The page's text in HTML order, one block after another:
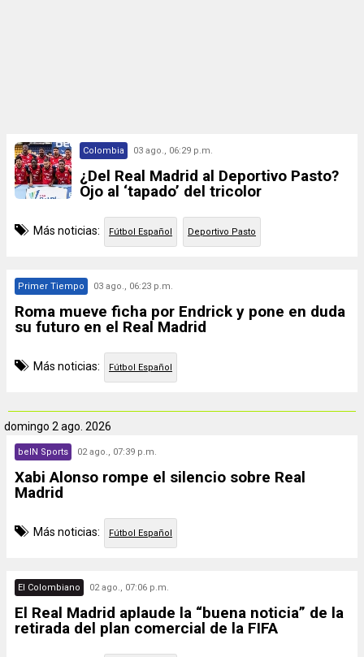
Colombia 03 ago., 06:29 p.m.
¿Del Real Madrid al Deportivo Pasto?
Ojo al ‘tapado’ del tricolor
Más noticias: Fútbol Español Deportivo Pasto
Primer Tiempo 03 ago., 06:23 p.m.
Roma mueve ficha por Endrick y pone en duda
su futuro en el Real Madrid
Más noticias: Fútbol Español
domingo 2 ago. 2026
beIN Sports 02 ago., 07:39 p.m.
Xabi Alonso rompe el silencio sobre Real
Madrid
Más noticias: Fútbol Español
El Colombiano 02 ago., 07:06 p.m.
El Real Madrid aplaude la “buena noticia” de la
retirada del plan comercial de la FIFA